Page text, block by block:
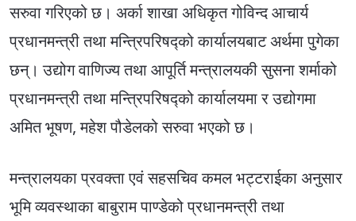
सरुवा गरिएको छ। अर्का शाखा अधिकृत गोविन्द आचार्य
प्रधानमन्त्री तथा मन्त्रिपरिषद्को कार्यालयबाट अर्थमा पुगेका
छन्। उद्योग वाणिज्य तथा आपूर्ति मन्त्रालयकी सुसना शर्माको
प्रधानमन्त्री तथा मन्त्रिपरिषद्को कार्यालयमा र उद्योगमा
अमित भूषण, महेश पौडेलको सरुवा भएको छ।
मन्त्रालयका प्रवक्ता एवं सहसचिव कमल भट्टराईका अनुसार
भूमि व्यवस्थाका बाबुराम पाण्डेको प्रधानमन्त्री तथा